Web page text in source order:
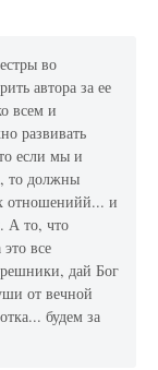
во
автора за ее
всем и
развивать
если мы и
то должны
отношенийй... и
А то, что
все
дай Бог
от вечной
будем за